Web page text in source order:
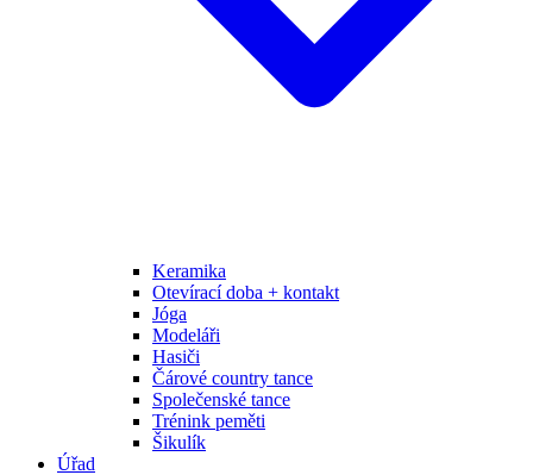
Keramika
Otevírací doba + kontakt
Jóga
Modeláři
Hasiči
Čárové country tance
Společenské tance
Trénink peměti
Šikulík
Úřad